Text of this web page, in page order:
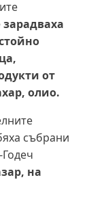
зарадваха
от
олио.
събрани
на